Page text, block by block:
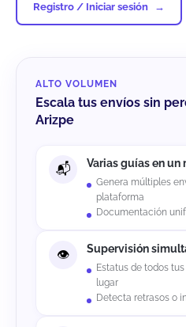
Registro / Iniciar sesión
ALTO VOLUMEN
Escala tus envíos sin
Arizpe
Varias guías en un
Genera múltiples
plataforma
Documentación
Supervisión
Estatus de todos
lugar
Detecta retrasos o